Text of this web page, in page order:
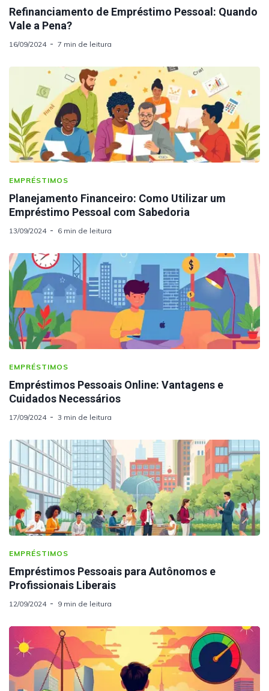
Refinanciamento de Empréstimo Pessoal: Quando
Vale a Pena?
16/09/2024 7 min de leitura
EMPRÉSTIMOS
Planejamento Financeiro: Como Utilizar um
Empréstimo Pessoal com Sabedoria
13/09/2024 6 min de leitura
EMPRÉSTIMOS
Empréstimos Pessoais Online: Vantagens e
Cuidados Necessários
17/09/2024 3 min de leitura
EMPRÉSTIMOS
Empréstimos Pessoais para Autônomos e
Profissionais Liberais
12/09/2024 9 min de leitura